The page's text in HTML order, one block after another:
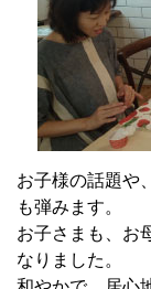
お子様の話題や
も弾みます。
お子さまも、お
なりました。